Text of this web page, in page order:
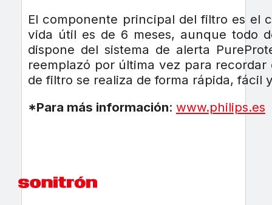
El componente principal del filtro es el
vida útil es de 6 meses, aunque todo
dispone del sistema de alerta
reemplazó por última vez para
de filtro se realiza de forma rápida, fácil
*Para más información: www.philips.es